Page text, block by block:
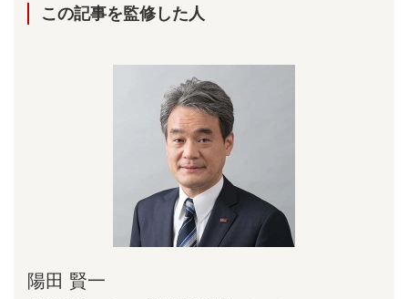
この記事を監修した⼈
陽⽥ 賢⼀